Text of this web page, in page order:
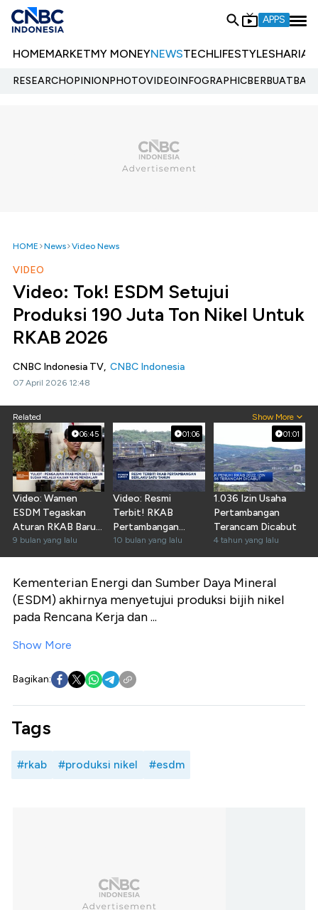
APPS
HOMEMARKETMY MONEYNEWSTECHLIFESTYLESHARIA
RESEARCHOPINIONPHOTOVIDEOINFOGRAPHIC
HOME News Video News
VIDEO
Video: Tok! ESDM Setujui
Produksi 190 Juta Ton Nikel Untuk
RKAB 2026
CNBC Indonesia TV, CNBC Indonesia
07 April 2026 12:48
Related Show More
06:45
Video: Wamen
ESDM Tegaskan
Aturan RKAB Baru
Jamin Kepastian
Usaha
9 bulan yang lalu
01:06
Video: Resmi
Terbit! RKAB
Pertambangan
Berlaku Satu Tahun
10 bulan yang lalu
01:01
1.036 Izin Usaha
Pertambangan
Terancam Dicabut
4 tahun yang lalu
Kementerian Energi dan Sumber Daya Mineral
(ESDM) akhirnya menyetujui produksi bijih nikel
pada Rencana Kerja dan ...
Show More
Bagikan:
Tags
#rkab #produksi nikel #esdm